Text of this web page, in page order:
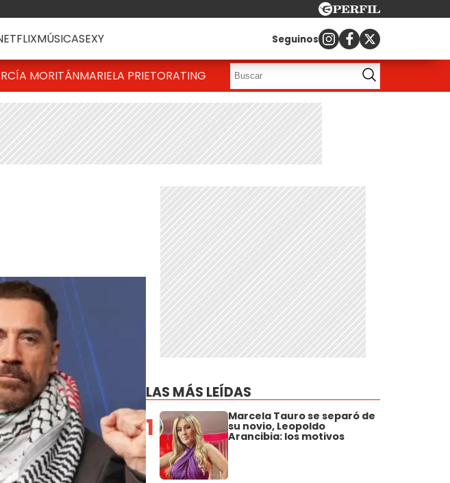
MÚSICASEXY Seguinos
MORITÁNMARIELA PRIETORATING
LAS MÁS LEÍDAS
1 Marcela Tauro se separó de
su novio, Leopoldo
Arancibia: los motivos